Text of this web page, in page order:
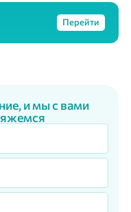
Перейти
и мы с вами